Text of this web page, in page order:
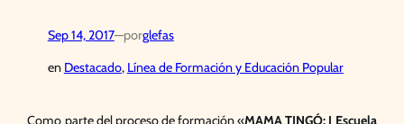
Sep 14, 2017—porglefas
en Destacado, Línea de Formación y Educación Popular
Como parte del proceso de formación «MAMA TINGÓ: I Escuela